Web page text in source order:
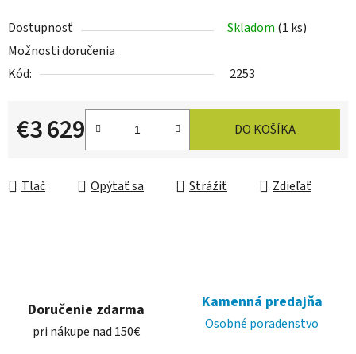
Dostupnosť Skladom (1 ks)
Možnosti doručenia
Kód:
2253
€3 629
Jednotková cena:
DO KOŠÍKA
Tlač Opýtať sa Strážiť Zdieľať
Doručenie zdarma
pri nákupe nad 150€
Kamenná predajňa
Osobné poradenstvo